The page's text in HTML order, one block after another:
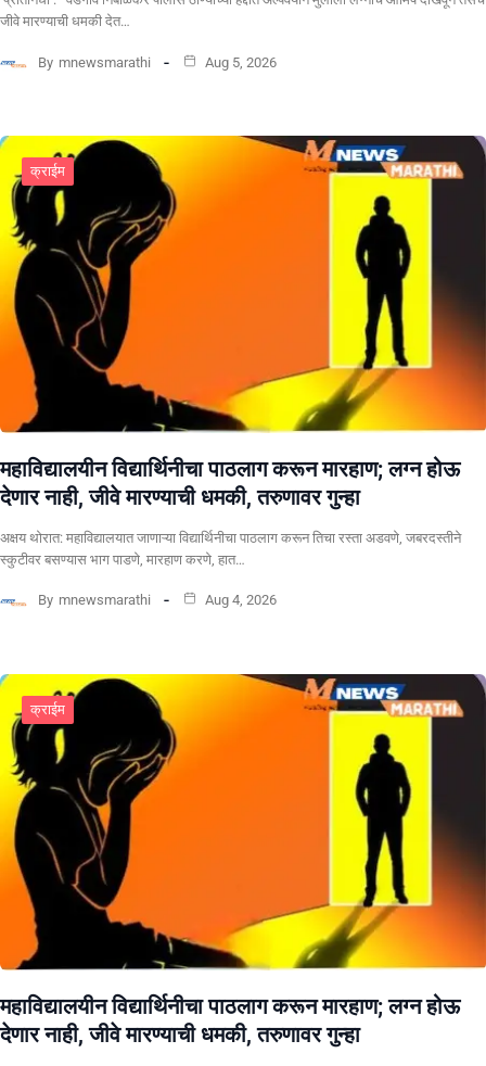
जीवे मारण्याची धमकी देत…
By mnewsmarathi Aug 5, 2026
क्राईम
महाविद्यालयीन विद्यार्थिनीचा पाठलाग करून मारहाण; लग्न होऊ
देणार नाही, जीवे मारण्याची धमकी, तरुणावर गुन्हा
अक्षय थोरात: महाविद्यालयात जाणाऱ्या विद्यार्थिनीचा पाठलाग करून तिचा रस्ता अडवणे, जबरदस्तीने
स्कुटीवर बसण्यास भाग पाडणे, मारहाण करणे, हात…
By mnewsmarathi Aug 4, 2026
क्राईम
महाविद्यालयीन विद्यार्थिनीचा पाठलाग करून मारहाण; लग्न होऊ
देणार नाही, जीवे मारण्याची धमकी, तरुणावर गुन्हा